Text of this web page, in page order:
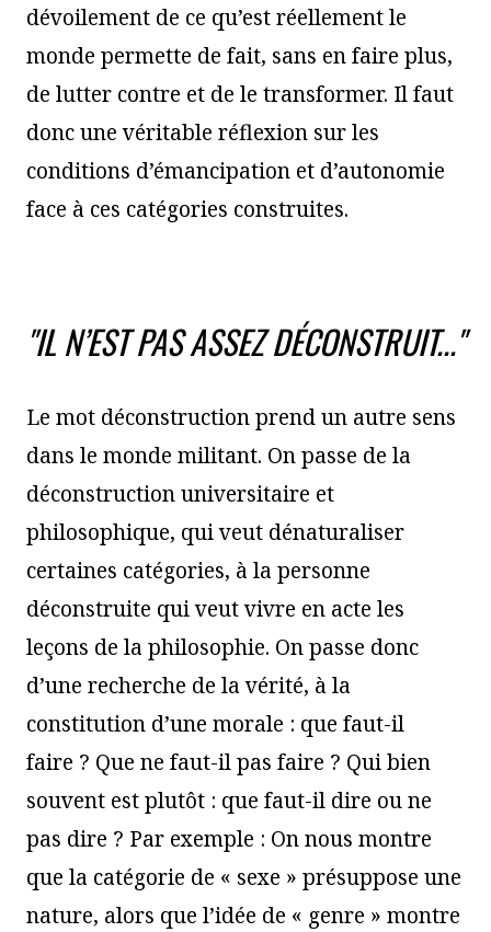
dévoilement de ce qu’est réellement le
monde permette de fait, sans en faire plus,
de lutter contre et de le transformer. Il faut
donc une véritable réflexion sur les
conditions d’émancipation et d’autonomie
face à ces catégories construites.
"IL N’EST PAS ASSEZ DÉCONSTRUIT..."
Le mot déconstruction prend un autre sens
dans le monde militant. On passe de la
déconstruction universitaire et
philosophique, qui veut dénaturaliser
certaines catégories, à la personne
déconstruite qui veut vivre en acte les
leçons de la philosophie. On passe donc
d’une recherche de la vérité, à la
constitution d’une morale : que faut-il
faire ? Que ne faut-il pas faire ? Qui bien
souvent est plutôt : que faut-il dire ou ne
pas dire ? Par exemple : On nous montre
que la catégorie de « sexe » présuppose une
nature, alors que l’idée de « genre » montre